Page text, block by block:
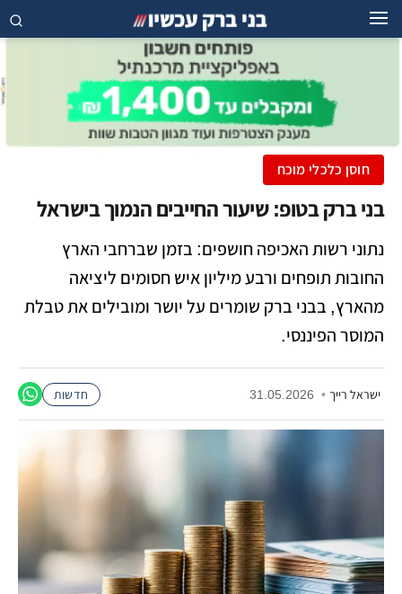
חוסן כלכלי מוכח
בני ברק בטופ: שיעור החייבים הנמוך בישראל
נתוני רשות האכיפה חושפים: בזמן שברחבי הארץ
החובות תופחים ורבע מיליון איש חסומים ליציאה
מהארץ, בבני ברק שומרים על יושר ומובילים את טבלת
המוסר הפיננסי.
ישראל רייך •
31.05.2026 חדשות